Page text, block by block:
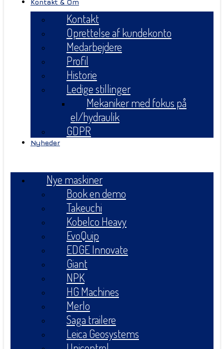
Kontakt & Om
Kontakt
Oprettelse af kundekonto
Medarbejdere
Profil
Historie
Ledige stillinger
Mekaniker med fokus på
el/hydraulik
GDPR
Nyheder
Nye maskiner
Book en demo
Takeuchi
Kobelco Heavy
EvoQuip
EDGE Innovate
Giant
NPK
HG Machines
Merlo
Saga trailere
Leica Geosystems